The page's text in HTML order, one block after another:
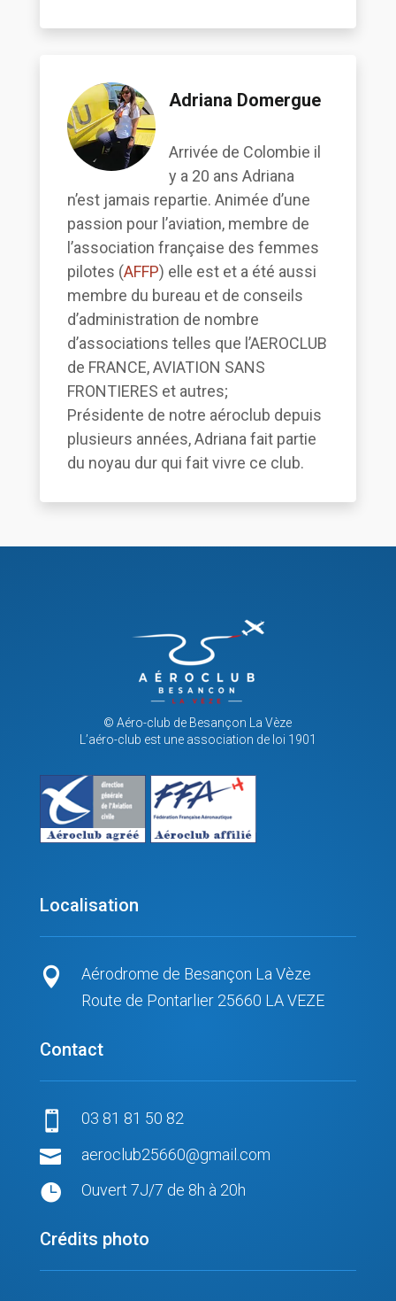
Adriana Domergue
Arrivée de Colombie il
y a 20 ans Adriana
n’est jamais repartie. Animée d’une
passion pour l’aviation, membre de
l’association française des femmes
pilotes (AFFP) elle est et a été aussi
membre du bureau et de conseils
d’administration de nombre
d’associations telles que l’AEROCLUB
de FRANCE, AVIATION SANS
FRONTIERES et autres;
Présidente de notre aéroclub depuis
plusieurs années, Adriana fait partie
du noyau dur qui fait vivre ce club.
© Aéro-club de Besançon La Vèze
L’aéro-club est une association de loi 1901
Localisation

Aérodrome de Besançon La Vèze
Route de Pontarlier 25660 LA VEZE
Contact
 03 81 81 50 82
 aeroclub25660@gmail.com
 Ouvert 7J/7 de 8h à 20h
Crédits photo